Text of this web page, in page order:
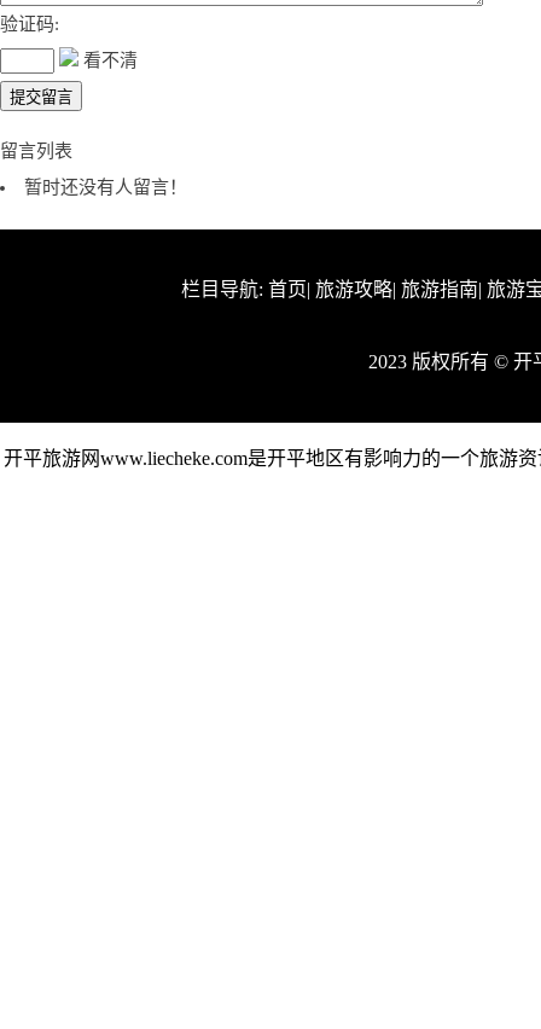
验证码:
看不清
留言列表
暂时还没有人留言！
栏目导航: 首页| 旅游攻略| 旅游指南| 旅游
2023 版权所有 ©
开平旅游网www.liecheke.com是开平地区有影响力的一个旅游